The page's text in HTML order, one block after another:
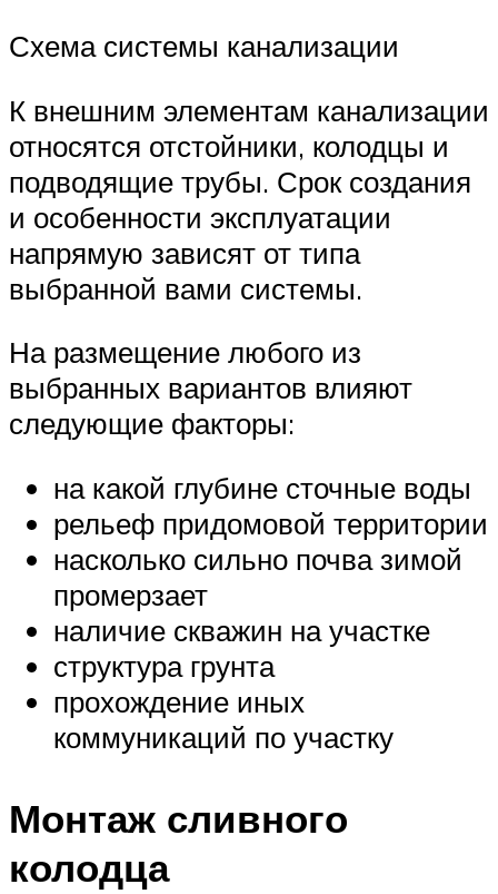
Схема системы канализации
К внешним элементам канализации
относятся отстойники, колодцы и
подводящие трубы. Срок создания
и особенности эксплуатации
напрямую зависят от типа
выбранной вами системы.
На размещение любого из
выбранных вариантов влияют
следующие факторы:
на какой глубине сточные воды
рельеф придомовой территории
насколько сильно почва зимой
промерзает
наличие скважин на участке
структура грунта
прохождение иных
коммуникаций по участку
Монтаж сливного
колодца